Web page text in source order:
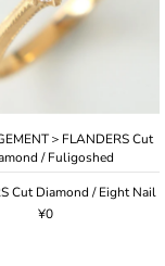
＞FLANDERS Cut
/ Fuligoshed
Cut Diamond / Eight Nail
¥0